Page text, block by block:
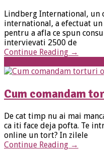
Lindberg International, un
international, a efectuat
pentru a afla ce spun
intervievati 2500 de
Continue Reading →
Cum comandam
De cat timp nu ai mai
ca iti face deja pofta. Te
online un tort? In zilele
Continue Reading →